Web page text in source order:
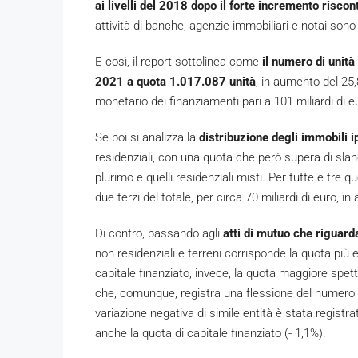
ai livelli del 2018 dopo il forte incremento
attività di banche, agenzie immobiliari e notai
E così, il report sottolinea come il numero di
2021 a quota 1.017.087 unità, in aumento del
monetario dei finanziamenti pari a 101 miliardi di
Se poi si analizza la distribuzione degli immobili
residenziali, con una quota che però supera di
plurimo e quelli residenziali misti. Per tutte e tre
due terzi del totale, per circa 70 miliardi di euro, in
Di contro, passando agli atti di mutuo che
non residenziali e terreni corrisponde la quota più
capitale finanziato, invece, la quota maggiore
che, comunque, registra una flessione del
variazione negativa di simile entità è stata
anche la quota di capitale finanziato (- 1,1%).